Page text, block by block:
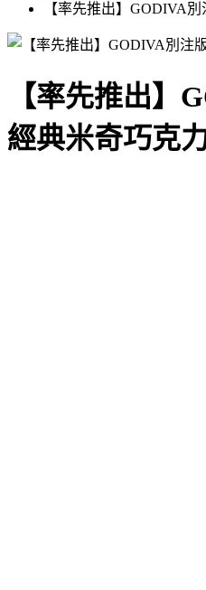
【率先推出】GODIVA
【率先推出】
經典米奇巧克